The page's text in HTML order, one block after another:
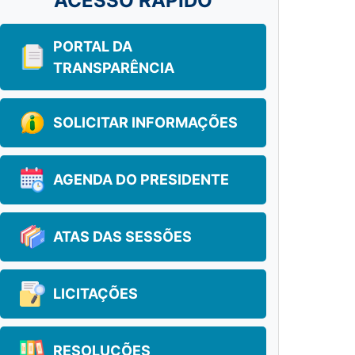
PORTAL DA
TRANSPARÊNCIA
SOLICITAR INFORMAÇÕES
AGENDA DO PRESIDENTE
ATAS DAS SESSÕES
LICITAÇÕES
RESOLUÇÕES